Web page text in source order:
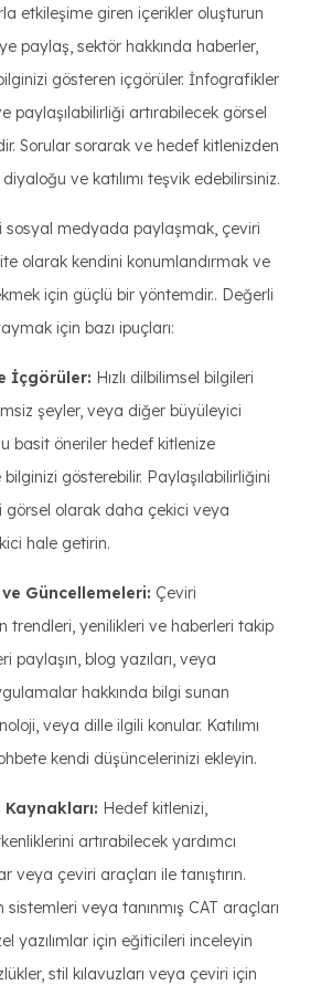
etkileşime giren içerikler oluşturun
paylaş, sektör hakkında haberler,
gösteren içgörüler. İnfografikler
paylaşılabilirliği artırabilecek görsel
Sorular sorarak ve hedef kitlenizden
ve katılımı teşvik edebilirsiniz.
sosyal medyada paylaşmak, çeviri
olarak kendini konumlandırmak ve
için güçlü bir yöntemdir.. Değerli
için bazı ipuçları:
İçgörüler: Hızlı dilbilimsel bilgileri
şeyler, veya diğer büyüleyici
basit öneriler hedef kitlenize
bilginizi gösterebilir. Paylaşılabilirliğini
görsel olarak daha çekici veya
hale getirin.
Güncellemeleri: Çeviri
trendleri, yenilikleri ve haberleri takip
paylaşın, blog yazıları, veya
hakkında bilgi sunan
veya dille ilgili konular. Katılımı
kendi düşüncelerinizi ekleyin.
Kaynakları: Hedef kitlenizi,
artırabilecek yardımcı
veya çeviri araçları ile tanıştırın.
veya tanınmış CAT araçları
yazılımlar için eğiticileri inceleyin
stil kılavuzları veya çeviri için